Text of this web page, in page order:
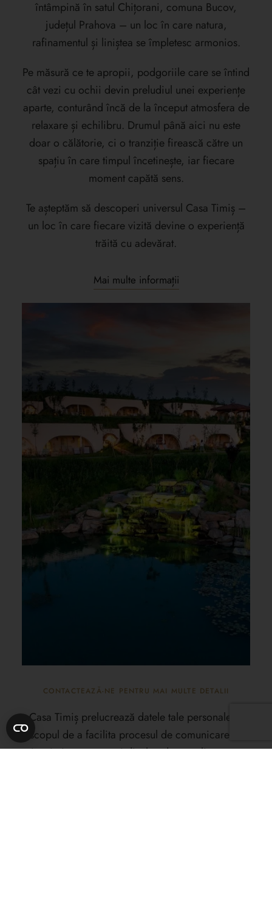
întâmpină în satul Chițorani, comuna Bucov,
județul Prahova – un loc în care natura,
rafinamentul și liniștea se împletesc armonios.
Pe măsură ce te apropii, podgoriile care se întind
cât vezi cu ochii devin preludiul unei experiențe
aparte, conturând încă de la început atmosfera de
relaxare și echilibru. Drumul până aici nu este
doar o călătorie, ci o tranziție firească către un
spațiu în care timpul încetinește, iar fiecare
moment capătă sens.
Te așteptăm să descoperi universul Casa Timiș –
un loc în care fiecare vizită devine o experiență
trăită cu adevărat.
Mai multe informații
CONTACTEAZĂ-NE PENTRU MAI MULTE DETALII
Casa Timiș prelucrează datele tale personale în
scopul de a facilita procesul de comunicare. În
situația în care ne vei divulga date suplimentare,